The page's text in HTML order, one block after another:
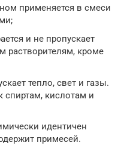
применяется в смеси
и не пропускает
растворителям, кроме
тепло, свет и газы.
спиртам, кислотам и
идентичен
примесей.